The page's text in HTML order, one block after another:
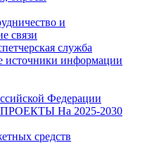
и
связи
служба
информации
Федерации
На 2025-2030
средств